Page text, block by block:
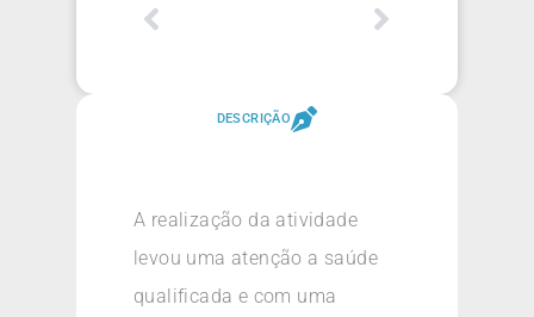
DESCRIÇÃO
A realização da atividade
levou uma atenção a saúde
qualificada e com uma